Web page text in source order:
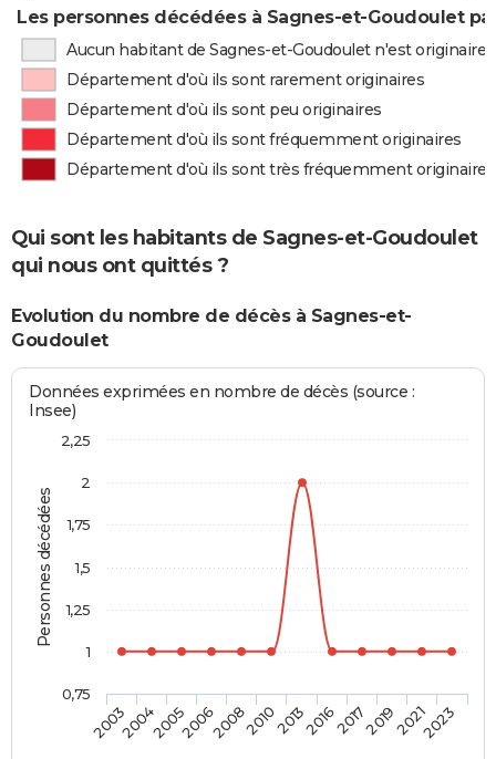
Les personnes décédées à Sagnes-et-Goudoulet
Aucun habitant de Sagnes-et-Goudoulet n'est originaire
Département d'où ils sont rarement originaires
Département d'où ils sont peu originaires
Département d'où ils sont fréquemment originaires
Département d'où ils sont très fréquemment originaires
Qui sont les habitants de Sagnes-et-Goudoulet
qui nous ont quittés ?
Evolution du nombre de décès à Sagnes-et-
Goudoulet
Personnes décédées
Données exprimées en nombre de décès (source :
Insee)
200320042005200620082010201320162017201920212023
0,75
1
1,25
1,5
1,75
2
2,25